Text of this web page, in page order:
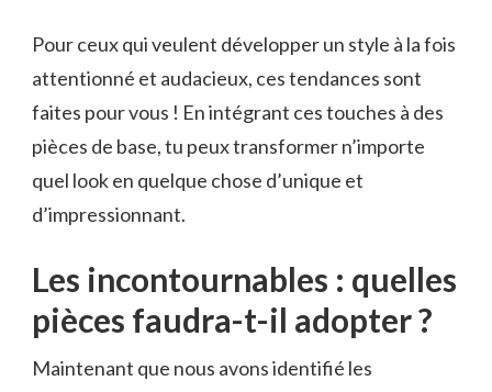
Pour ceux qui veulent développer un style à la fois
attentionné et audacieux, ces tendances sont
faites pour vous ! En intégrant ces touches à des
pièces de base, tu peux transformer n’importe
quel look en quelque chose d’unique et
d’impressionnant.
Les incontournables : quelles
pièces faudra-t-il adopter ?
Maintenant que nous avons identifié les